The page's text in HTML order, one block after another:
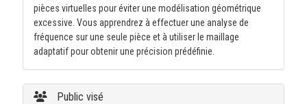
pièces virtuelles pour éviter une modélisation géométrique
excessive. Vous apprendrez à effectuer une analyse de
fréquence sur une seule pièce et à utiliser le maillage
adaptatif pour obtenir une précision prédéfinie.
Public visé